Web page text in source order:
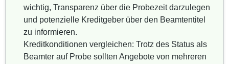
wichtig, Transparenz über die Probezeit darzulegen
und potenzielle Kreditgeber über den Beamtentitel
zu informieren.
Kreditkonditionen vergleichen: Trotz des Status als
Beamter auf Probe sollten Angebote von mehreren